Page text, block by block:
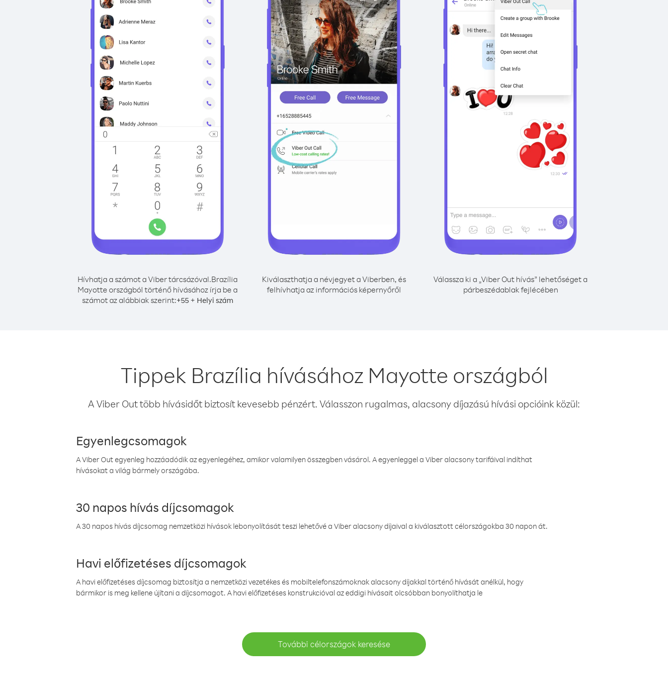
Hívhatja a számot a Viber tárcsázóval.Brazília
Mayotte országból történő hívásához írja be a
számot az alábbiak szerint:+55 + Helyi szám
Kiválaszthatja a névjegyet a Viberben, és
felhívhatja az információs képernyőről
Válassza ki a „Viber Out hívás” lehetőséget a
párbeszédablak fejlécében
Tippek Brazília hívásához Mayotte országból
A Viber Out több hívásidőt biztosít kevesebb pénzért. Válasszon rugalmas, alacsony díjazású hívási opcióink közül:
Egyenlegcsomagok
A Viber Out egyenleg hozzáadódik az egyenlegéhez, amikor valamilyen összegben vásárol. A egyenleggel a Viber alacsony tarifáival indíthat
hívásokat a világ bármely országába.
30 napos hívás díjcsomagok
A 30 napos hívás díjcsomag nemzetközi hívások lebonyolítását teszi lehetővé a Viber alacsony díjaival a kiválasztott célországokba 30 napon át.
Havi előfizetéses díjcsomagok
A havi előfizetéses díjcsomag biztosítja a nemzetközi vezetékes és mobiltelefonszámoknak alacsony díjakkal történő hívását anélkül, hogy
bármikor is meg kellene újítani a díjcsomagot. A havi előfizetéses konstrukcióval az eddigi hívásait olcsóbban bonyolíthatja le
További célországok keresése